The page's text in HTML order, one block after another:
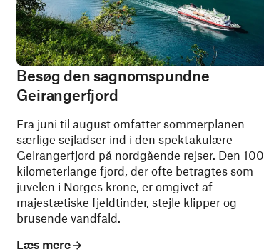
Besøg den sagnomspundne
Geirangerfjord
Fra juni til august omfatter sommerplanen
særlige sejladser ind i den spektakulære
Geirangerfjord på nordgående rejser. Den 100
kilometerlange fjord, der ofte betragtes som
juvelen i Norges krone, er omgivet af
majestætiske fjeldtinder, stejle klipper og
brusende vandfald.
Læs mere